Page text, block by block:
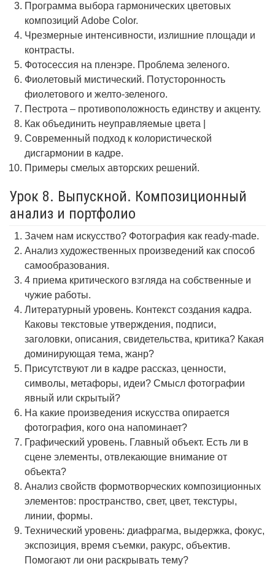
Программа выбора гармонических цветовых
композиций Adobe Color.
Чрезмерные интенсивности, излишние площади и
контрасты.
Фотосессия на пленэре. Проблема зеленого.
Фиолетовый мистический. Потусторонность
фиолетового и желто-зеленого.
Пестрота – противоположность единству и акценту.
Как объединить неуправляемые цвета |
Современный подход к колористической
дисгармонии в кадре.
Примеры смелых авторских решений.
Урок 8. Выпускной. Композиционный
анализ и портфолио
Зачем нам искусство? Фотография как ready-made.
Анализ художественных произведений как способ
самообразования.
4 приема критического взгляда на собственные и
чужие работы.
Литературный уровень. Контекст создания кадра.
Каковы текстовые утверждения, подписи,
заголовки, описания, свидетельства, критика? Какая
доминирующая тема, жанр?
Присутствуют ли в кадре рассказ, ценности,
символы, метафоры, идеи? Смысл фотографии
явный или скрытый?
На какие произведения искусства опирается
фотография, кого она напоминает?
Графический уровень. Главный объект. Есть ли в
сцене элементы, отвлекающие внимание от
объекта?
Анализ свойств формотворческих композиционных
элементов: пространство, свет, цвет, текстуры,
линии, формы.
Технический уровень: диафрагма, выдержка, фокус,
экспозиция, время съемки, ракурс, объектив.
Помогают ли они раскрывать тему?